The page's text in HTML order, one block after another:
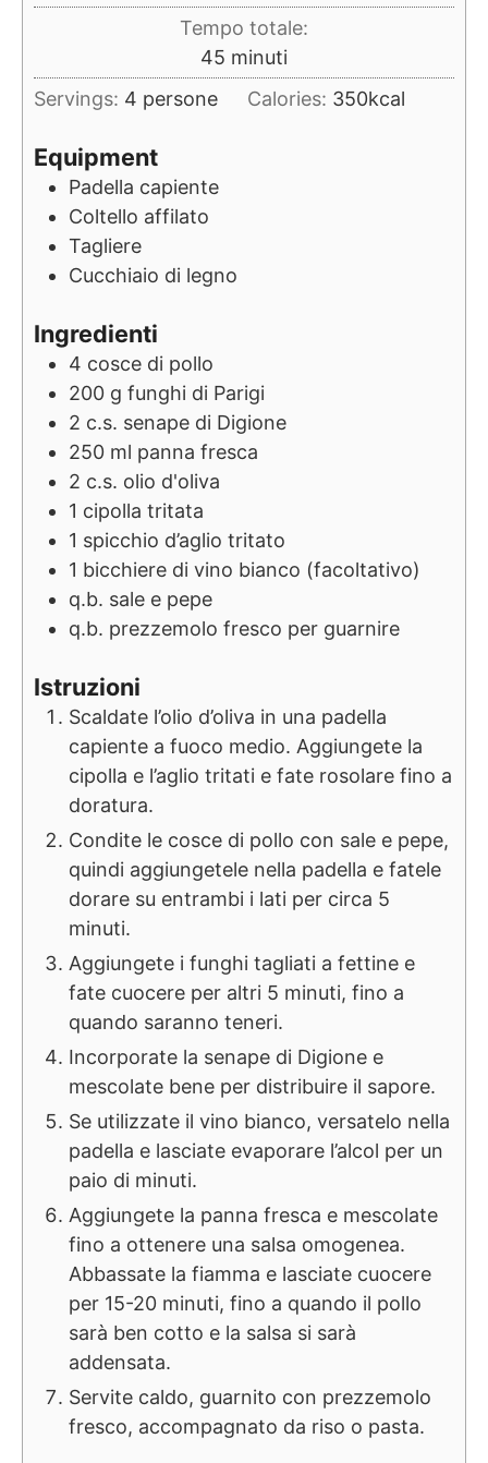
Tempo totale:
45 minuti
minuti
Servings: 4 persone Calories: 350kcal
Equipment
Padella capiente
Coltello affilato
Tagliere
Cucchiaio di legno
Ingredienti
4 cosce di pollo
200 g funghi di Parigi
2 c.s. senape di Digione
250 ml panna fresca
2 c.s. olio d'oliva
1 cipolla tritata
1 spicchio d’aglio tritato
1 bicchiere di vino bianco (facoltativo)
q.b. sale e pepe
q.b. prezzemolo fresco per guarnire
Istruzioni
Scaldate l’olio d’oliva in una padella
capiente a fuoco medio. Aggiungete la
cipolla e l’aglio tritati e fate rosolare fino a
doratura.
Condite le cosce di pollo con sale e pepe,
quindi aggiungetele nella padella e fatele
dorare su entrambi i lati per circa 5
minuti.
Aggiungete i funghi tagliati a fettine e
fate cuocere per altri 5 minuti, fino a
quando saranno teneri.
Incorporate la senape di Digione e
mescolate bene per distribuire il sapore.
Se utilizzate il vino bianco, versatelo nella
padella e lasciate evaporare l’alcol per un
paio di minuti.
Aggiungete la panna fresca e mescolate
fino a ottenere una salsa omogenea.
Abbassate la fiamma e lasciate cuocere
per 15-20 minuti, fino a quando il pollo
sarà ben cotto e la salsa si sarà
addensata.
Servite caldo, guarnito con prezzemolo
fresco, accompagnato da riso o pasta.